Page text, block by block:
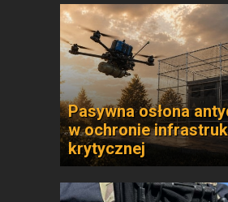
Pasywna osłona
w ochronie
krytycznej